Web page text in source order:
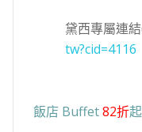
黛西專屬連
tw?cid=4116
飯店 Buffet82折起